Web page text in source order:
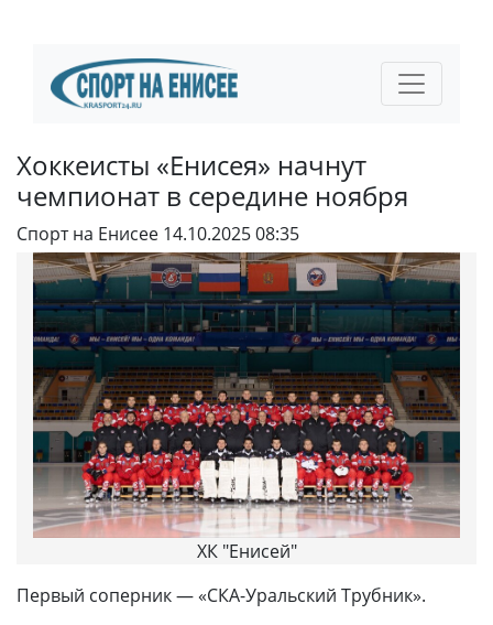
Хоккеисты «Енисея» начнут
чемпионат в середине ноября
Спорт на Енисее 14.10.2025 08:35
ХК "Енисей"
Первый соперник — «СКА-Уральский Трубник».